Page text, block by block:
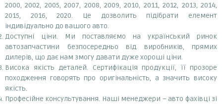
2000, 2002, 2005, 2007, 2008, 2009, 2010, 2011, 2012, 2013, 2014,
2015, 2016, 2020. Це дозволить підібрати елемент
індивідуально до вашого авто.
Доступні ціни. Ми поставляємо на український ринок
автозапчастини безпосередньо від виробників, прямих
дилерів, що дає нам змогу давати дуже хороші ціни.
Висока якість деталей. Сертифікація продукції, її прозоре
походження говорять про оригінальність, а значить високу
якість.
Професійне консультування. Наші менеджери – авто фахівці зі